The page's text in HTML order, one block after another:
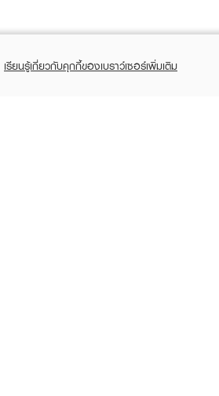
เรียนรู้เกี่ยวกับคุกกี้ของเบราว์เซอร์เพิ่มเติม